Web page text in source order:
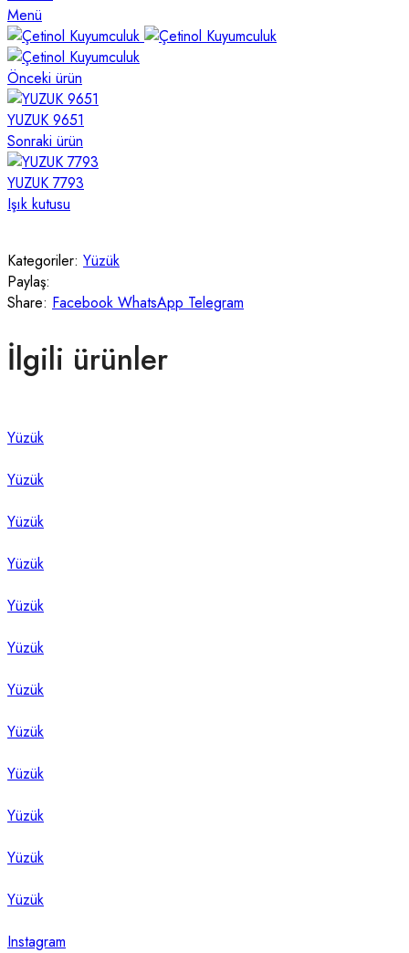
Menü
Önceki ürün
YUZUK 9651
Sonraki ürün
YUZUK 7793
Işık kutusu
Kategoriler: Yüzük
Paylaş:
Share: Facebook WhatsApp Telegram
İlgili ürünler
Yüzük
Yüzük
Yüzük
Yüzük
Yüzük
Yüzük
Yüzük
Yüzük
Yüzük
Yüzük
Yüzük
Yüzük
Instagram